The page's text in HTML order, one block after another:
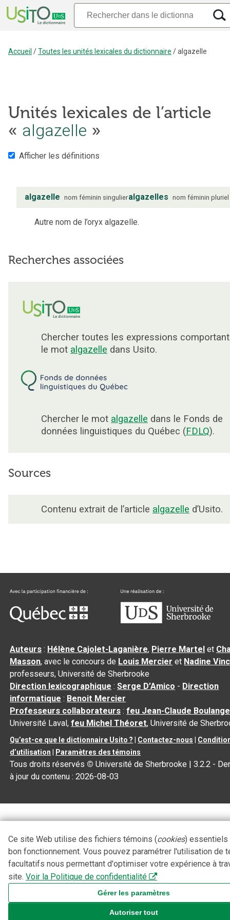
Accueil /Toutes les unités lexicales du dictionnaire /algazelle
Unités lexicales de l’article
« algazelle »
Afficher les définitions
algazelle nom féminin singulieralgazelles nom féminin pluriel
Autre nom de l’oryx algazelle.
Recherches associées
Chercher toutes les expressions comportant
le mot algazelle dans Usito.
Chercher le mot algazelle dans le Fonds de
données linguistiques du Québec (FDLQ).
Sources
Contenu extrait de l’article algazelle d’Usito.
Auteurs : Hélène Cajolet-Laganière, Pierre Martel et
Masson, avec le concours de Louis Mercier et Nadine
professeurs, Université de Sherbrooke
Direction lexicographique :Serge D’Amico - Direction
informatique : Benoit Mercier
Professeurs collaborateurs :feu Jean-Claude
Université Laval,feu Michel Théoret, Université de
Qu’est-ce que le dictionnaire Usito ? Contactez-nous
d’utilisation
Paramètres des témoins
Tous droits réservés © Université de Sherbrooke |3.2.2 -
à jour du contenu :2026-08-03
Ce site Web utilise des fichiers témoins (cookies) essentiels
bon fonctionnement. Vous pouvez paramétrer l'utilisation de
facultatifs nous permettant d'optimiser votre expérience à
site. Voir la Politique de confidentialité
Gérer les paramètres
Autoriser tout